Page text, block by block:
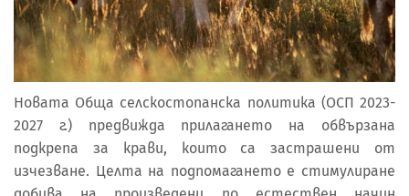
Новата Обща селскостопанска политика (ОСП 2023-
2027 г.) предвижда прилагането на обвързана
подкрепа за крави, които са застрашени от
изчезване. Целта на подпомагането е стимулиране